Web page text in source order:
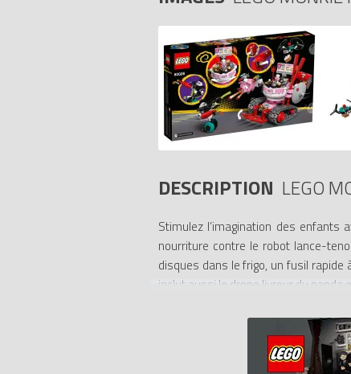
DESCRIPTION LEGO
Stimulez l’imagination des enfants
nourriture contre le robot lance-
disques dans le frigo, un fusil
inclut aussi le drone livreur du panda
LEGO Instructions de montage
Jeu créatif. Plongeant leurs racines